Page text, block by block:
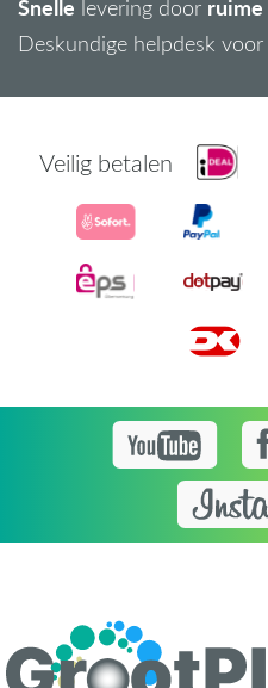
Snelle levering door ruime
Deskundige helpdesk voor
Veilig betalen